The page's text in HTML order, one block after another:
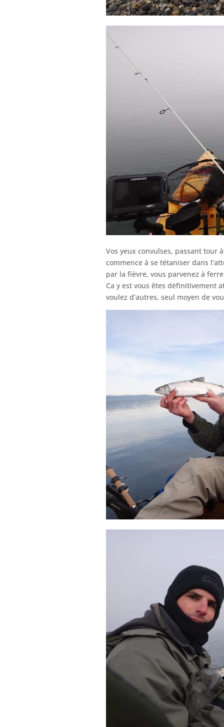
Vos yeux convulses, passant tour
commence à se tétaniser dans
par la fièvre, vous parvenez à
Ca y est vous êtes définitivement
voulez d’autres, seul moyen de